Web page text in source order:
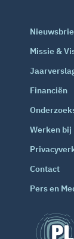
Missie &
Financiën
Werken bij
Contact
Pers en